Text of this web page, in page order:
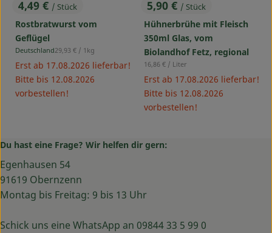
, Preis:
4,49 € / Stück
Rostbratwurst vom
Geflügel
, Herkunft:
Deutschland, Referenzpreis:
29,93 € / 1kg
Erst ab 17.08.2026 lieferbar!
Bitte bis 12.08.2026
vorbestellen!
, Preis:
5,90 € / Stück
Hühnerbrühe mit Fleisch
350ml Glas, vom
Biolandhof Fetz, regional
, Referenzpreis:
16,86 € / Liter
Erst ab 17.08.2026 lieferbar!
Bitte bis 12.08.2026
vorbestellen!
Du hast eine Frage? Wir helfen dir gern:
Egenhausen 54
91619 Obernzenn
Montag bis Freitag: 9 bis 13 Uhr
Schick uns eine WhatsApp an 09844 33 5 99 0